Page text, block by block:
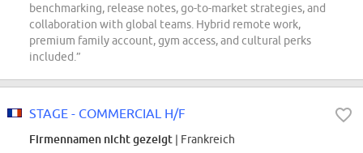
benchmarking, release notes, go-to-market strategies, and
collaboration with global teams. Hybrid remote work,
premium family account, gym access, and cultural perks
included.”
STAGE - COMMERCIAL H/F
Firmennamen nicht gezeigt | Frankreich